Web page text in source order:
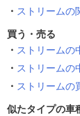
ストリームの
買う・売る
ストリームの
ストリームの
ストリームの
似たタイプの車